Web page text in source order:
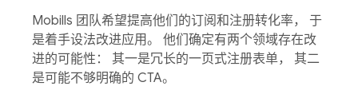
Mobills 团队希望提高他们的订阅和注册转化率， 于
是着手设法改进应用。 他们确定有两个领域存在改
进的可能性： 其一是冗长的一页式注册表单， 其二
是可能不够明确的 CTA。